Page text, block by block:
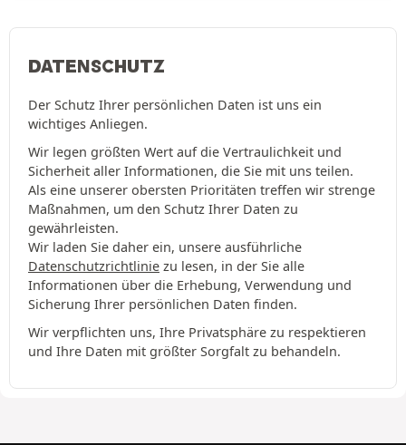
DATENSCHUTZ
Der Schutz Ihrer persönlichen Daten ist uns ein
wichtiges Anliegen.
Wir legen größten Wert auf die Vertraulichkeit und
Sicherheit aller Informationen, die Sie mit uns teilen.
Als eine unserer obersten Prioritäten treffen wir strenge
Maßnahmen, um den Schutz Ihrer Daten zu
gewährleisten.
Wir laden Sie daher ein, unsere ausführliche
Datenschutzrichtlinie zu lesen, in der Sie alle
Informationen über die Erhebung, Verwendung und
Sicherung Ihrer persönlichen Daten finden.
Wir verpflichten uns, Ihre Privatsphäre zu respektieren
und Ihre Daten mit größter Sorgfalt zu behandeln.